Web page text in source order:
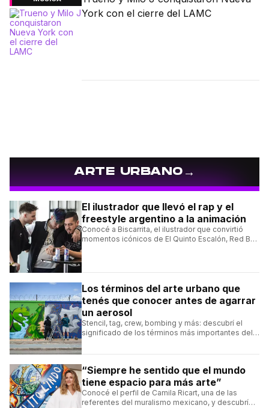
York con el cierre del LAMC
ARTE URBANO→
El ilustrador que llevó el rap y el
freestyle argentino a la animación
Conocé a Biscarrita, el ilustrador que convirtió
momentos icónicos de El Quinto Escalón, Red Bull
Los términos del arte urbano que
tenés que conocer antes de agarrar
un aerosol
Stencil, tag, crew, bombing y más: descubrí el
significado de los términos más importantes del
“Siempre he sentido que el mundo
tiene espacio para más arte”
Conocé el perfil de Camila Ricart, una de las
referentes del muralismo mexicano, y descubrí